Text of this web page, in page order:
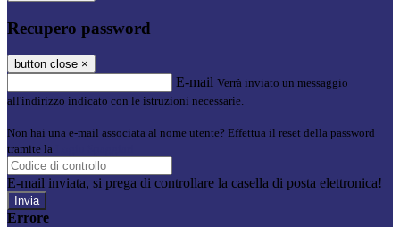
Recupero password
button close ×
E-mail Verrà inviato un messaggio
all'indirizzo indicato con le istruzioni necessarie.
Non hai una e-mail associata al nome utente? Effettua il reset della password
tramite la
E-mail inviata, si prega di controllare la casella di posta elettronica!
Errore